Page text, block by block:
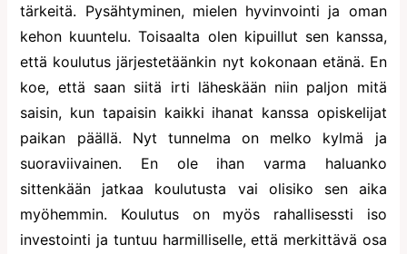
tärkeitä. Pysähtyminen, mielen hyvinvointi ja oman
kehon kuuntelu. Toisaalta olen kipuillut sen kanssa,
että koulutus järjestetäänkin nyt kokonaan etänä. En
koe, että saan siitä irti läheskään niin paljon mitä
saisin, kun tapaisin kaikki ihanat kanssa opiskelijat
paikan päällä. Nyt tunnelma on melko kylmä ja
suoraviivainen. En ole ihan varma haluanko
sittenkään jatkaa koulutusta vai olisiko sen aika
myöhemmin. Koulutus on myös rahallisessti iso
investointi ja tuntuu harmilliselle, että merkittävä osa